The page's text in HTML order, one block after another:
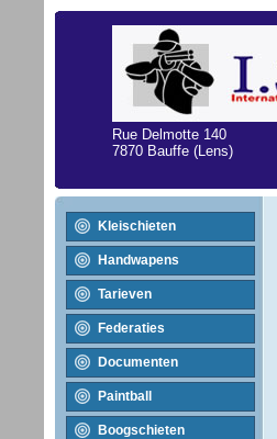
Rue Delmotte 140
7870 Bauffe (Lens)
Kleischieten
Handwapens
Tarieven
Federaties
Documenten
Paintball
Boogschieten